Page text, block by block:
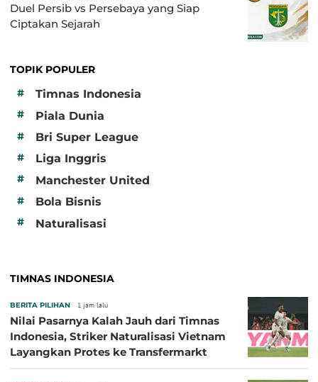
Duel Persib vs Persebaya yang Siap
Ciptakan Sejarah
TOPIK POPULER
#
Timnas Indonesia
# Piala Dunia
# Bri Super League
# Liga Inggris
# Manchester United
# Bola Bisnis
# Naturalisasi
TIMNAS INDONESIA
BERITA PILIHAN 1 jam lalu
Nilai Pasarnya Kalah Jauh dari Timnas
Indonesia, Striker Naturalisasi Vietnam
Layangkan Protes ke Transfermarkt